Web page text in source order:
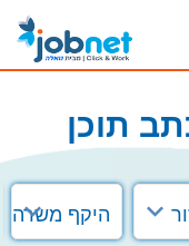
תוכן
היקף משרה